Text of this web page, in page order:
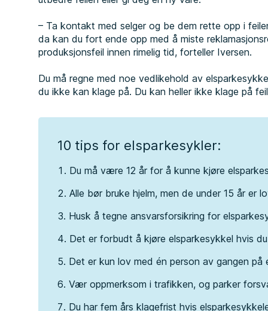
– Ta kontakt med selger og be dem rette opp i
da kan du fort ende opp med å miste
produksjonsfeil innen rimelig tid, forteller Iversen.
Du må regne med noe vedlikehold av
du ikke kan klage på. Du kan heller ikke klage på
10 tips for elsparkesykler:
Du må være 12 år for å kunne kjøre
Alle bør bruke hjelm, men de under 15 år er
Husk å tegne ansvarsforsikring for
Det er forbudt å kjøre elsparkesykkel hvis
Det er kun lov med én person av gangen på
Vær oppmerksom i trafikken, og parker
Du har fem års klagefrist hvis